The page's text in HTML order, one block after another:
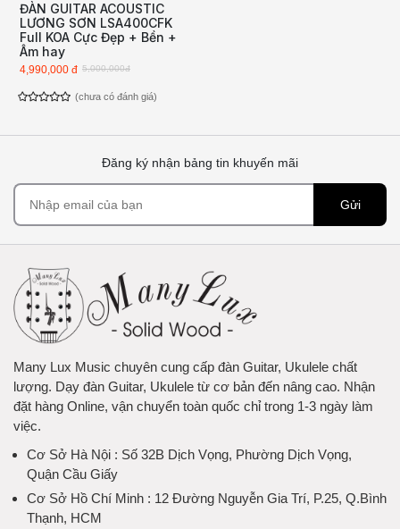
ĐÀN GUITAR ACOUSTIC
LƯƠNG SƠN LSA400CFK
Full KOA Cực Đẹp + Bền +
Âm hay
5,000,000đ
4,990,000 đ
(chưa có đánh giá)
Đăng ký nhận bảng tin khuyến mãi
Gửi
Many Lux Music chuyên cung cấp đàn Guitar, Ukulele chất
lượng. Dạy đàn Guitar, Ukulele từ cơ bản đến nâng cao. Nhận
đặt hàng Online, vận chuyển toàn quốc chỉ trong 1-3 ngày làm
việc.
Cơ Sở Hà Nội : Số 32B Dịch Vọng, Phường Dịch Vọng,
Quận Cầu Giấy
Cơ Sở Hồ Chí Minh : 12 Đường Nguyễn Gia Trí, P.25, Q.Bình
Thạnh, HCM